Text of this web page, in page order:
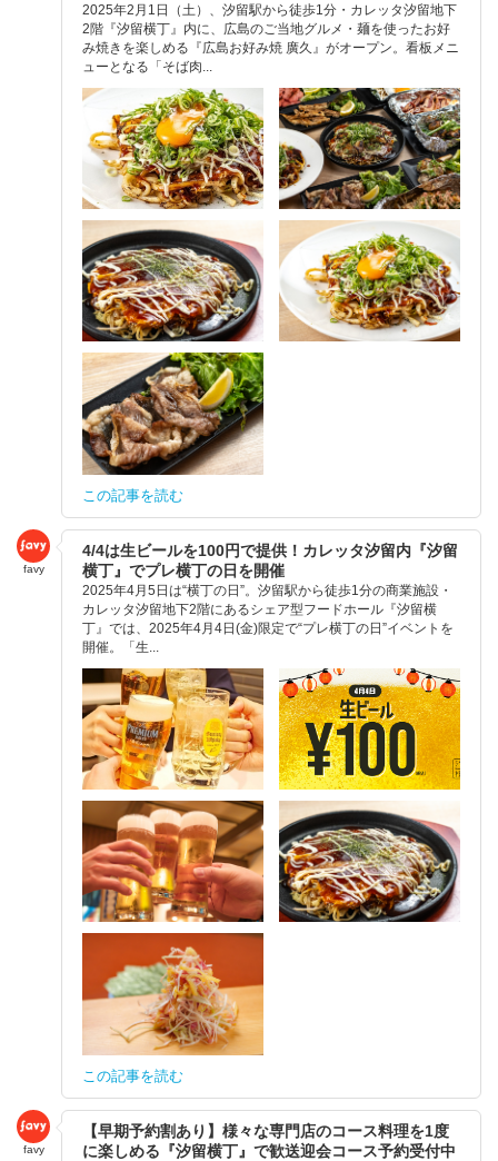
2025年2月1日（土）、汐留駅から徒歩1分・カレッタ汐留地下
2階『汐留横丁』内に、広島のご当地グルメ・麺を使ったお好
み焼きを楽しめる『広島お好み焼 廣久』がオープン。看板メニ
ューとなる「そば肉...
この記事を読む
favy
4/4は生ビールを100円で提供！カレッタ汐留内『汐留
横丁』でプレ横丁の日を開催
2025年4月5日は“横丁の日”。汐留駅から徒歩1分の商業施設・
カレッタ汐留地下2階にあるシェア型フードホール『汐留横
丁』では、2025年4月4日(金)限定で“プレ横丁の日”イベントを
開催。「生...
この記事を読む
favy
【早期予約割あり】様々な専門店のコース料理を1度
に楽しめる『汐留横丁』で歓送迎会コース予約受付中